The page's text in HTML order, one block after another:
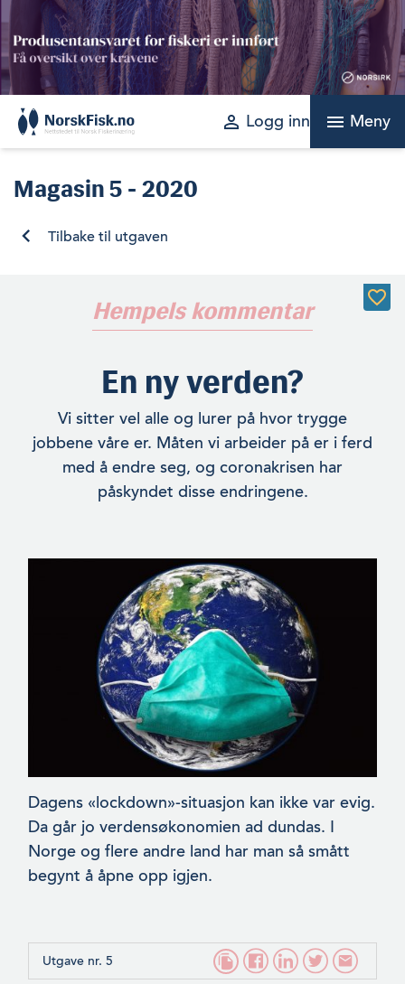
Skip
to
content
perm_identity Logg inn menu Meny
Magasin5 - 2020
Tilbake til utgaven
Hempels kommentar
En ny verden?
Vi sitter vel alle og lurer på hvor trygge
jobbene våre er. Måten vi arbeider på er i ferd
med å endre seg, og coronakrisen har
påskyndet disse endringene.
Dagens «lockdown»-situasjon kan ikke var evig.
Da går jo verdensøkonomien ad dundas. I
Norge og flere andre land har man så smått
begynt å åpne opp igjen.
Utgave nr. 5